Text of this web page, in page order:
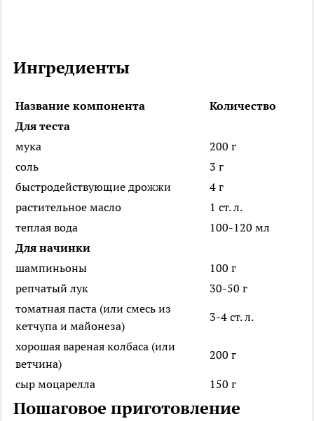
Ингредиенты
Название компонента
Количество
Для теста
мука
200 г
соль
3 г
быстродействующие дрожжи
4 г
растительное масло
1 ст. л.
теплая вода
100-120 мл
Для начинки
шампиньоны
100 г
репчатый лук
30-50 г
томатная паста (или смесь из
кетчупа и майонеза)
3-4 ст. л.
хорошая вареная колбаса (или
ветчина)
200 г
сыр моцарелла 150 г
Пошаговое приготовление